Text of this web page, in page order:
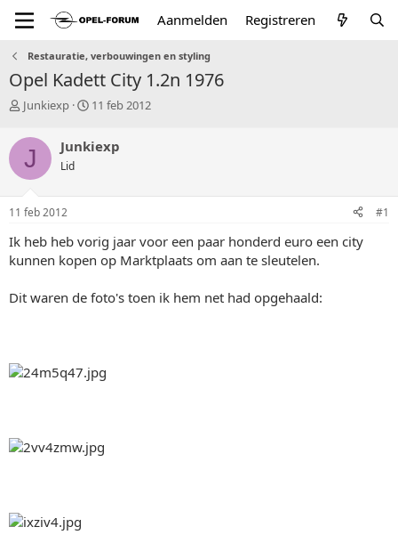
Aanmelden Registreren
Restauratie, verbouwingen en styling
Opel Kadett City 1.2n 1976
T
p
c
s
a
t
e
Junkiexp
S
r
a
m
11 feb 2012
J Junkiexp
Lid
11 feb 2012 #1
Ik heb heb vorig jaar voor een paar honderd euro een city
kunnen kopen op Marktplaats om aan te sleutelen.
Dit waren de foto's toen ik hem net had opgehaald: